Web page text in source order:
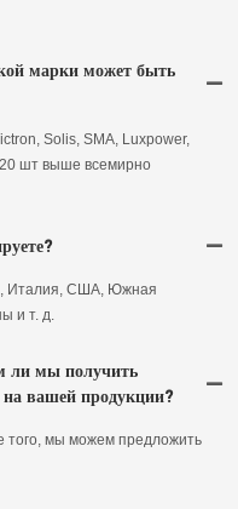
марки может быть
Solis, SMA, Luxpower,
шт выше всемирно
Италия, США, Южная
и т. д.
ли мы получить
вашей продукции?
того, мы можем предложить